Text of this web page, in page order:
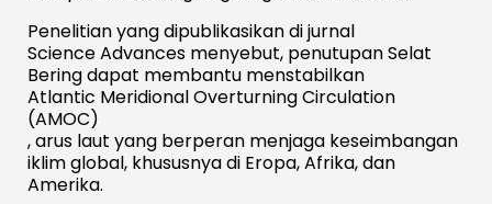
Penelitian yang dipublikasikan di jurnal
Science Advances menyebut, penutupan Selat
Bering dapat membantu menstabilkan
Atlantic Meridional Overturning Circulation
(AMOC)
, arus laut yang berperan menjaga keseimbangan
iklim global, khususnya di Eropa, Afrika, dan
Amerika.